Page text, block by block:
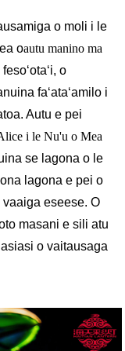
o moli i le
oautu manino ma
o
faʻataʻamilo i
Autu e pei
i le Nu'u o Mea
se lagona o le
lagona e pei o
eseese. O
masani e sili atu
o vaitausaga